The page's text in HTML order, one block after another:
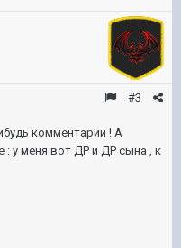
#3
комментарии ! А
: у меня вот ДР и ДР сына , к